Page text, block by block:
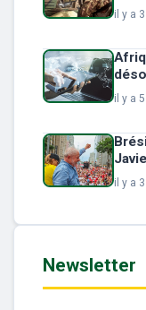
il y a
il y a
il y a
Newsletter